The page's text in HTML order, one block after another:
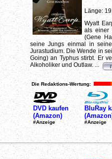
Länge:
Wyatt
als einer
(Gene
seine Jungs einmal in
Jurastudium. Die Wende in
Going) an Typhus stirbt. Er
Alkoholiker und Outlaw. ...
Die Redaktions-Wertung:
DVD kaufen
(Amazon)
#Anzeige
BluRay
#Anzeige